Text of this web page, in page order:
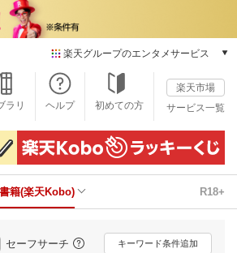
楽天グループのエンタメサービス
本/ゲーム/CD/DVD
楽天ブックス
電子書籍
楽天Kobo
雑誌読み放題
楽天ミュージック
動画配信
楽天TV
ラリ ヘルプ 初めての方
楽天市場
サービス一覧
籍(楽天Kobo) R18+
セーフサーチ キーワード条件追加